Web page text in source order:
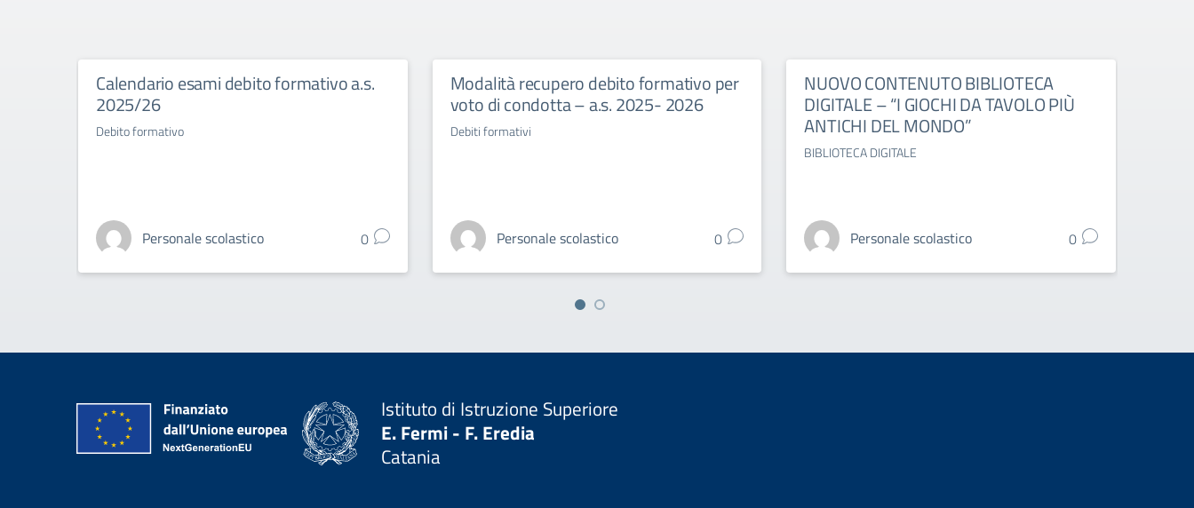
Calendario esami debito formativo a.s.
2025/26
Debito formativo
Personale scolastico 0
Modalità recupero debito formativo per
voto di condotta – a.s. 2025- 2026
Debiti formativi
Personale scolastico 0
NUOVO CONTENUTO BIBLIOTECA
DIGITALE – “I GIOCHI DA TAVOLO PIÙ
ANTICHI DEL MONDO”
BIBLIOTECA DIGITALE
Personale scolastico 0
Istituto di Istruzione Superiore
E. Fermi - F. Eredia
Catania